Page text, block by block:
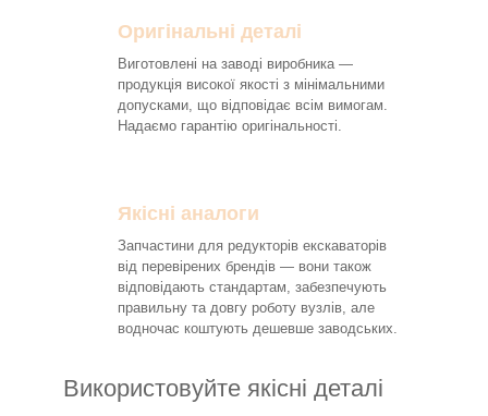
Оригінальні деталі
Виготовлені на заводі виробника —
продукція високої якості з мінімальними
допусками, що відповідає всім вимогам.
Надаємо гарантію оригінальності.
Якісні аналоги
Запчастини для редукторів екскаваторів
від перевірених брендів — вони також
відповідають стандартам, забезпечують
правильну та довгу роботу вузлів, але
водночас коштують дешевше заводських.
Використовуйте якісні деталі